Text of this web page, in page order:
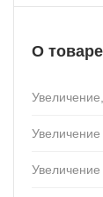
О товаре